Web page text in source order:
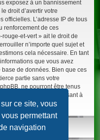
ce site, vous
permettant
navigation
exposez à un bannissement
droit d’avertir votre
officielles. L’adresse IP de tous
renforcement de ces
et-vert » ait le droit de
n’importe quel sujet et
cela nécessaire. En tant
que vous avez
de données. Bien que ces
partie sans votre
ne pourront être tenus
piratage informatique visant à